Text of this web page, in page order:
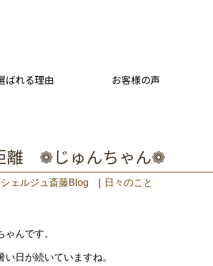
ばれる理由 お客様の声
離 ❁じゅんちゃん❁
ェルジュ斎藤Blog 日々のこと
んです。
日が続いていますね。